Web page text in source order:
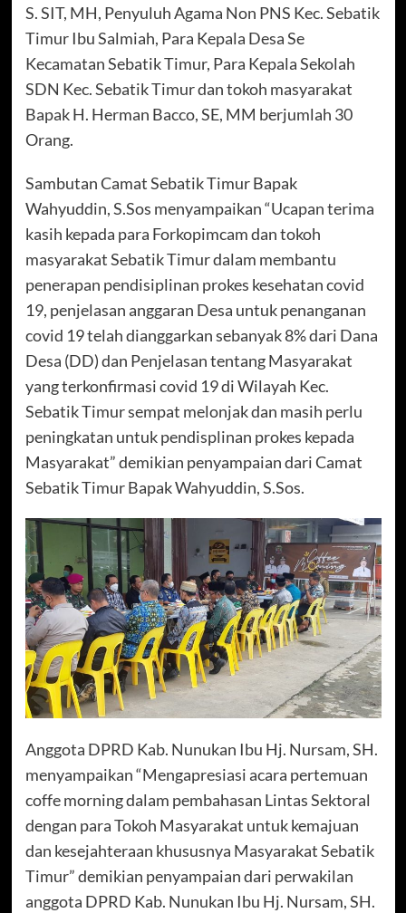
S. SIT, MH, Penyuluh Agama Non PNS Kec. Sebatik
Timur Ibu Salmiah, Para Kepala Desa Se
Kecamatan Sebatik Timur, Para Kepala Sekolah
SDN Kec. Sebatik Timur dan tokoh masyarakat
Bapak H. Herman Bacco, SE, MM berjumlah 30
Orang.
Sambutan Camat Sebatik Timur Bapak
Wahyuddin, S.Sos menyampaikan “Ucapan terima
kasih kepada para Forkopimcam dan tokoh
masyarakat Sebatik Timur dalam membantu
penerapan pendisiplinan prokes kesehatan covid
19, penjelasan anggaran Desa untuk penanganan
covid 19 telah dianggarkan sebanyak 8% dari Dana
Desa (DD) dan Penjelasan tentang Masyarakat
yang terkonfirmasi covid 19 di Wilayah Kec.
Sebatik Timur sempat melonjak dan masih perlu
peningkatan untuk pendisplinan prokes kepada
Masyarakat” demikian penyampaian dari Camat
Sebatik Timur Bapak Wahyuddin, S.Sos.
Anggota DPRD Kab. Nunukan Ibu Hj. Nursam, SH.
menyampaikan “Mengapresiasi acara pertemuan
coffe morning dalam pembahasan Lintas Sektoral
dengan para Tokoh Masyarakat untuk kemajuan
dan kesejahteraan khususnya Masyarakat Sebatik
Timur” demikian penyampaian dari perwakilan
anggota DPRD Kab. Nunukan Ibu Hj. Nursam, SH.